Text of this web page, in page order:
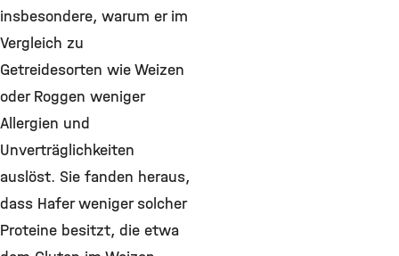
insbesondere, warum er im
Vergleich zu
Getreidesorten wie Weizen
oder Roggen weniger
Allergien und
Unverträglichkeiten
auslöst. Sie fanden heraus,
dass Hafer weniger solcher
Proteine besitzt, die etwa